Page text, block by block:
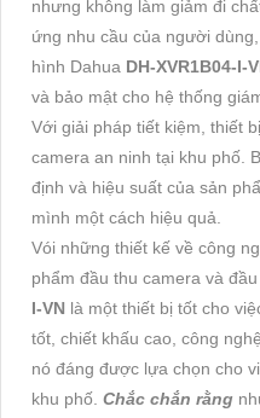
nhưng không làm giảm đi
ứng nhu cầu của người
hình Dahua DH-XVR1B04-I-
và bảo mật cho hệ thống
Với giải pháp tiết kiệm, thiết
camera an ninh tại khu phố.
định và hiệu suất của sản
mình một cách hiệu quả.
Vói những thiết kế về công
phẩm đầu thu camera và
I-VN là một thiết bị tốt cho
tốt, chiết khấu cao, công
nó đáng được lựa chọn cho
khu phố. Chắc chắn rằng